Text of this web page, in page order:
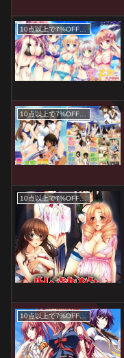
10点以上で7%OFFクーポン／サマーセール2026対象
10点以上で7%OFFクーポン／サマーセール2026対象
10点以上で7%OFFクーポン／サマーセール2026対象
10点以上で7%OFFクーポン／サマーセール2026対象